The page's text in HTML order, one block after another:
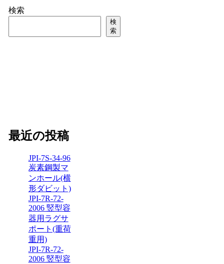
検索
検
索
最近の投稿
JPI-7S-34-96
炭素鋼製マ
ンホール(横
形ダビット)
JPI-7R-72-
2006 竪型容
器用ラグサ
ポート(重荷
重用)
JPI-7R-72-
2006 竪型容